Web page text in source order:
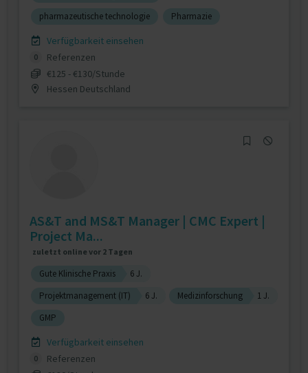
pharmazeutische technologie
Pharmazie
Verfügbarkeit einsehen
0
Referenzen
€125 - €130/Stunde
Hessen Deutschland
AS&T and MS&T Manager | CMC Expert |
Project Ma...
zuletzt online vor 2 Tagen
Gute Klinische Praxis
6 J.
Projektmanagement (IT)
6 J. Medizinforschung
1 J.
GMP
Verfügbarkeit einsehen
0
Referenzen